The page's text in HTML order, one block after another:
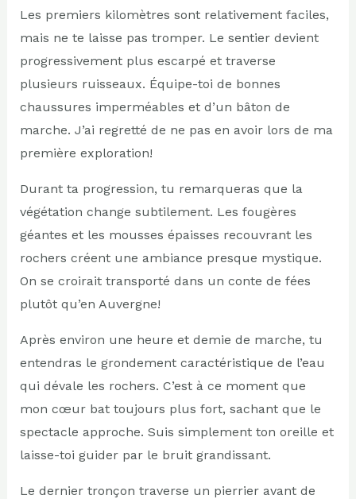
Les premiers kilomètres sont relativement faciles,
mais ne te laisse pas tromper. Le sentier devient
progressivement plus escarpé et traverse
plusieurs ruisseaux. Équipe-toi de bonnes
chaussures imperméables et d’un bâton de
marche. J’ai regretté de ne pas en avoir lors de ma
première exploration!
Durant ta progression, tu remarqueras que la
végétation change subtilement. Les fougères
géantes et les mousses épaisses recouvrant les
rochers créent une ambiance presque mystique.
On se croirait transporté dans un conte de fées
plutôt qu’en Auvergne!
Après environ une heure et demie de marche, tu
entendras le grondement caractéristique de l’eau
qui dévale les rochers. C’est à ce moment que
mon cœur bat toujours plus fort, sachant que le
spectacle approche. Suis simplement ton oreille et
laisse-toi guider par le bruit grandissant.
Le dernier tronçon traverse un pierrier avant de